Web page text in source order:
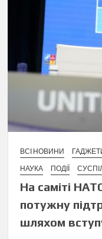
ВСІ НОВИНИ
НАУКА
ПОДІЇ
На саміті
потужну
шляхом